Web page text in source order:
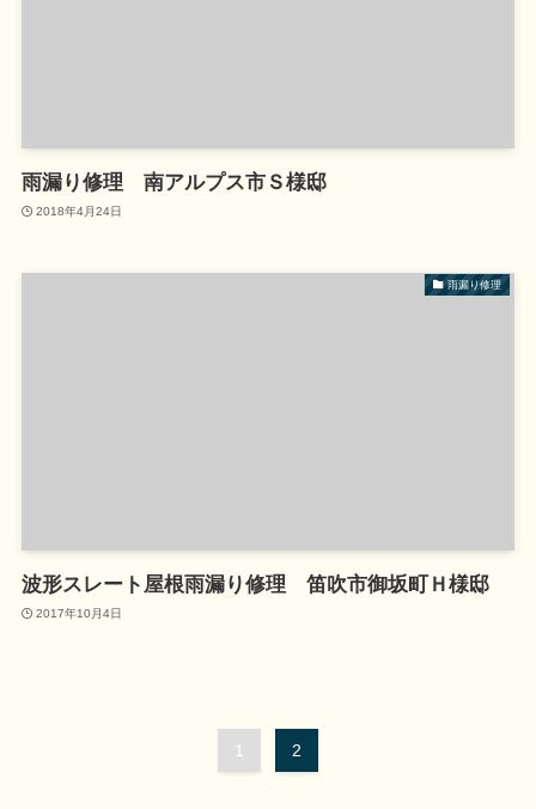
雨漏り修理 南アルプス市Ｓ様邸
2018年4月24日
雨漏り修理
波形スレート屋根雨漏り修理 笛吹市御坂町Ｈ様邸
2017年10月4日
1 2